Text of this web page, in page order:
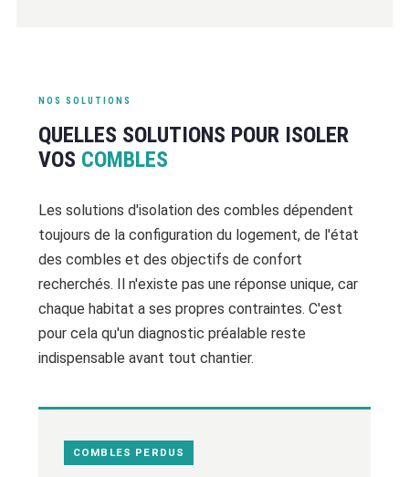
NOS SOLUTIONS
QUELLES SOLUTIONS POUR ISOLER
VOS COMBLES
Les solutions d'isolation des combles dépendent
toujours de la configuration du logement, de l'état
des combles et des objectifs de confort
recherchés. Il n'existe pas une réponse unique, car
chaque habitat a ses propres contraintes. C'est
pour cela qu'un diagnostic préalable reste
indispensable avant tout chantier.
COMBLES PERDUS